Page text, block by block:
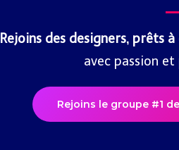
Rejoins des designers, prêts
avec passion
Rejoins le groupe #1